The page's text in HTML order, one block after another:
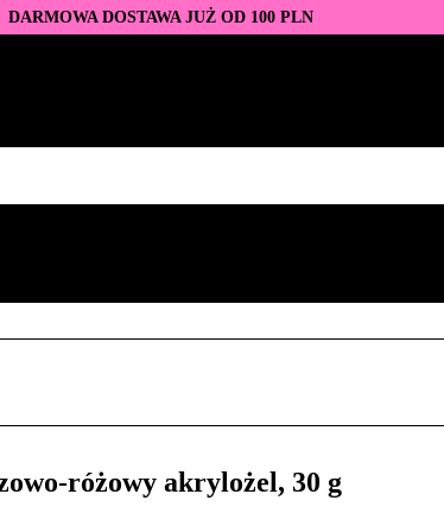
DARMOWA DOSTAWA JUŻ OD 100 PLN
BAZY I TOPY LAKIERY HYBRYDOWE
różowy akrylożel, 30 g